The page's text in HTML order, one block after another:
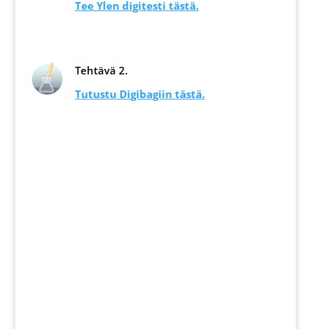
Tee Ylen digitesti tästä.
Tehtävä 2.
Tutustu Digibagiin tästä.